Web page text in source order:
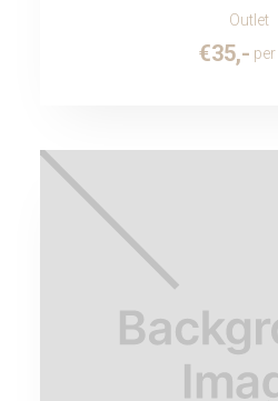
Outlet
€35,-